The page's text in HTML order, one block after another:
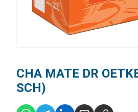
CHA MATE DR
SCH)